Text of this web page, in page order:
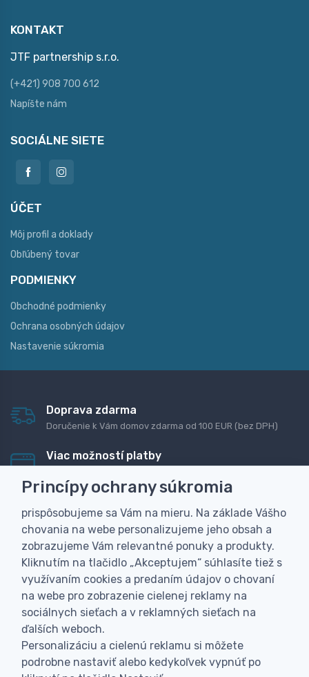
KONTAKT
JTF partnership s.r.o.
(+421) 908 700 612
Napíšte nám
SOCIÁLNE SIETE
ÚČET
Môj profil a doklady
Obľúbený tovar
PODMIENKY
Obchodné podmienky
Ochrana osobných údajov
Nastavenie súkromia
Doprava zdarma
Doručenie k Vám domov zdarma od 100 EUR (bez DPH)
Viac možností platby
dobierku
Personalizácia
Vyrobíme Vám vlastný originálny darček
Skúsenosť
Široký sortiment, z ktorého Vám pomôžeme vybrať
Princípy ochrany súkromia
prispôsobujeme sa Vám na mieru. Na základe Vášho
chovania na webe personalizujeme jeho obsah a
zobrazujeme Vám relevantné ponuky a produkty.
Kliknutím na tlačidlo „Akceptujem“ súhlasíte tiež s
využívaním cookies a predaním údajov o chovaní
na webe pro zobrazenie cielenej reklamy na
sociálnych sieťach a v reklamných sieťach na
ďalších weboch.
Personalizáciu a cielenú reklamu si môžete
podrobne nastaviť alebo kedykoľvek vypnúť po